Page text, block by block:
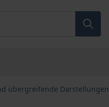
übergreifende Darstellungen